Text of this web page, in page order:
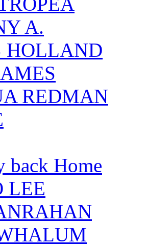
A.
HOLLAND
REDMAN
back Home
LEE